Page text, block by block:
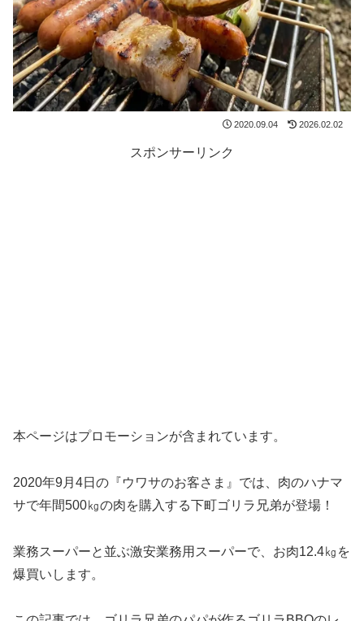
2020.09.04 2026.02.02
スポンサーリンク
本ページはプロモーションが含まれています。
2020年9月4日の『ウワサのお客さま』では、肉のハナマ
サで年間500㎏の肉を購入する下町ゴリラ兄弟が登場！
業務スーパーと並ぶ激安業務用スーパーで、お肉12.4㎏を
爆買いします。